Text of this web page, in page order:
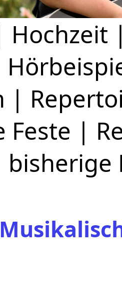
Hochzeit
|
Feste |
bisherige